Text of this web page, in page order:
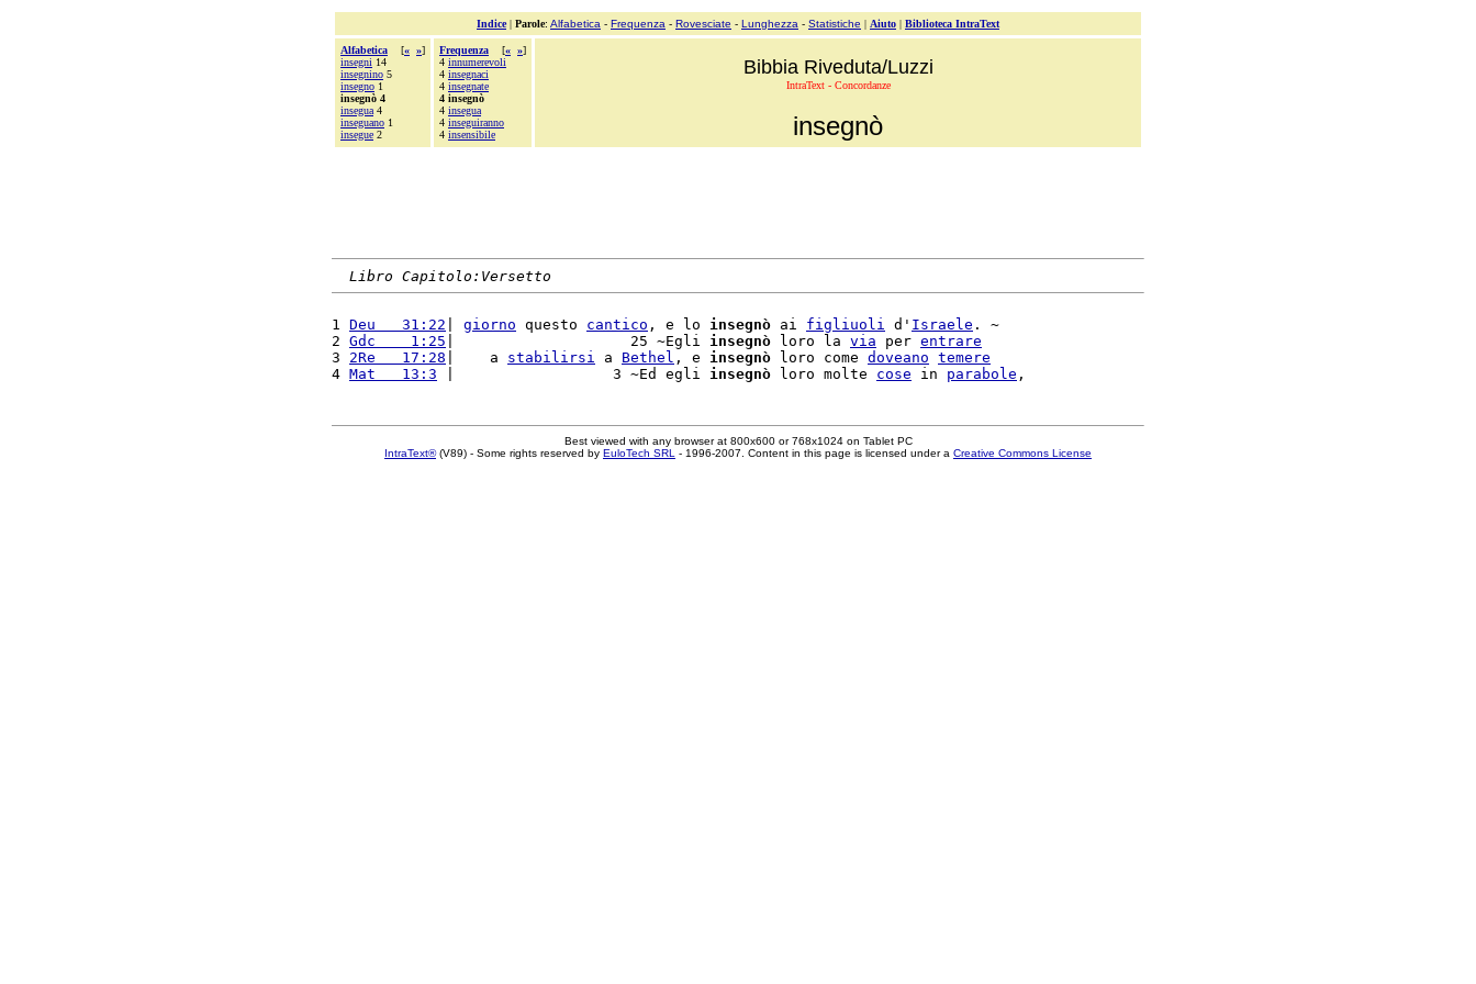
Indice| Parole: Alfabetica - Frequenza - Rovesciate - Lunghezza - Statistiche | Aiuto | Biblioteca IntraText
Alfabetica [« »]
insegni 14
insegnino 5
insegno 1
insegnò 4
insegua 4
inseguano 1
insegue 2
Frequenza [« »]
4 innumerevoli
4 insegnaci
4 insegnate
4 insegnò
4 insegua
4 inseguiranno
4 insensibile
Bibbia Riveduta/Luzzi
IntraText - Concordanze
insegnò
Libro Capitolo:Versetto
1 Deu   31:22 giorno questo cantico , e lo insegnò ai figliuoli d' Israele . ~
2 Gdc    1:25 |                    25 ~Egli insegnò loro la via per entrare
3 2Re   17:28 |    a stabilirsi a Bethel , e insegnò loro come doveano temere
4 Mat   13:3 |                  3 ~Ed egli insegnò loro molte cose in parabole
Best viewed with any browser at 800x600 or 768x1024 on Tablet PC
IntraText®(V89) - Some rights reserved by EuloTech SRL - 1996-2007. Content in this page is licensed under a Creative Commons License